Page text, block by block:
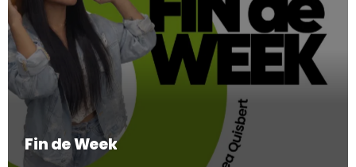
Fin de Week